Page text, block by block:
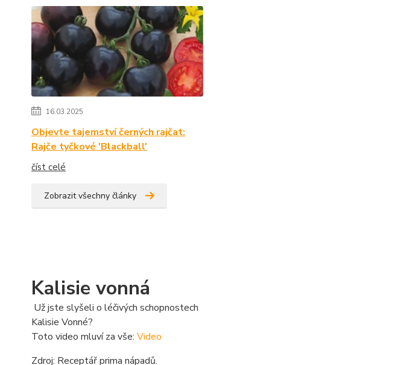
16.03.2025
Objevte tajemství černých rajčat:
Rajče tyčkové 'Blackball'
číst celé
Zobrazit všechny články
Kalisie vonná
Už jste slyšeli o léčivých schopnostech
Kalisie Vonné?
Toto video mluví za vše: Video
Zdroj: Receptář prima nápadů.